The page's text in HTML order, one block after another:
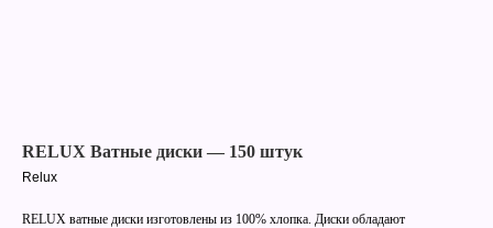
RELUX Ватные диски — 150 штук
Relux
RELUX ватные диски изготовлены из 100% хлопка. Диски обладают